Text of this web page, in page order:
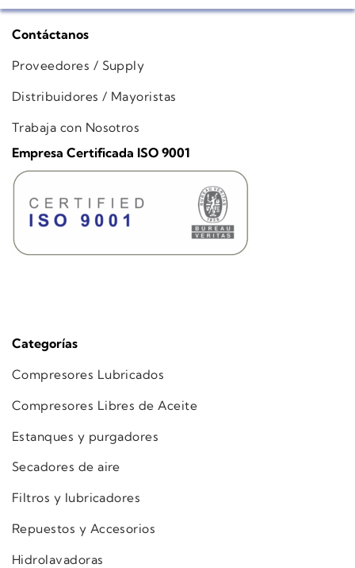
Categorías
Compresores Lubricados
Compresores Libres de Aceite
Estanques y purgadores
Secadores de aire
Filtros y lubricadores
Repuestos y Accesorios
Hidrolavadoras
Contáctanos
Proveedores / Supply
Distribuidores / Mayoristas
Trabaja con Nosotros
Empresa Certificada ISO 9001